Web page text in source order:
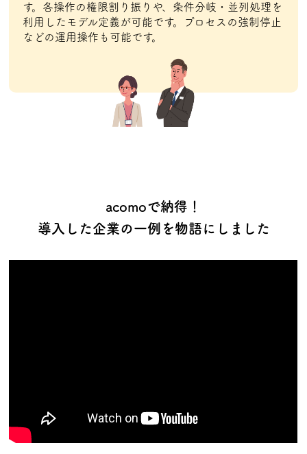
す。各操作の権限割り振りや、条件分岐・並列処理を
利用したモデル定義が可能です。プロセスの強制停止
などの運用操作も可能です。
acomoで納得！
導入した企業の一例を物語にしました